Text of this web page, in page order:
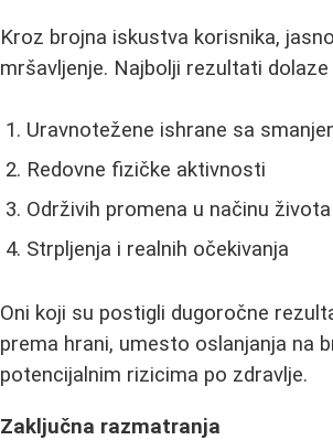
Kroz brojna iskustva korisnika,
mršavljenje. Najbolji rezultati
Uravnotežene ishrane sa
Redovne fizičke aktivnosti
Održivih promena u načinu života
Strpljenja i realnih očekivanja
Oni koji su postigli dugoročne
prema hrani, umesto oslanjanja na
potencijalnim rizicima po zdravlje.
Zaključna razmatranja